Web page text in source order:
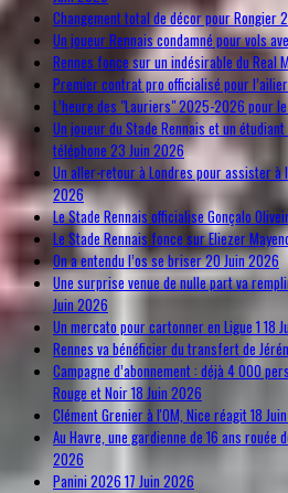
Changement total de décor pour Rongier
Un joueur Rennais condamné pour vols
Rennes fonce sur un indésirable du Real
Premier contrat pro officialisé pour
L’heure des "Lauriers" 2025-2026 pour
Un joueur du Stade Rennais et un
téléphone 23 Juin 2026
Un aller-retour à Londres pour assister
2026
Le Stade Rennais officialise Gonçalo
Le Stade Rennais fonce sur Eliezer
On a entendu l’os se briser20 Juin 2026
Une surprise venue de nulle part va
Juin 2026
Un mercato pour cartonner en Ligue 1 18
Rennes va bénéficier du transfert de
Campagne d’abonnement : déjà 4 000
Rouge et Noir18 Juin 2026
Clément Grenier à l'OM, Nice réagit18
Au Havre, une gardienne de 16 ans rouée
2026
Panini 2026 17 Juin 2026